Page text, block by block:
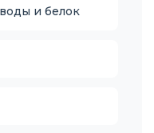
и белок